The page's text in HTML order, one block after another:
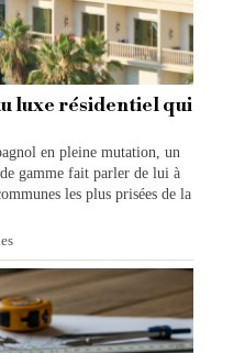
luxe résidentiel qui
en pleine mutation, un
gamme fait parler de lui à
les plus prisées de la